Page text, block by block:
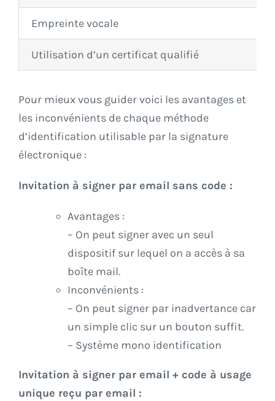
Empreinte vocale
Utilisation d’un certificat qualifié
Pour mieux vous guider voici les avantages et
les inconvénients de chaque méthode
d’identification utilisable par la signature
électronique :
Invitation à signer par email sans code :
Avantages :
– On peut signer avec un seul
dispositif sur lequel on a accès à sa
boîte mail.
Inconvénients :
– On peut signer par inadvertance car
un simple clic sur un bouton suffit.
– Système mono identification
Invitation à signer par email + code à usage
unique reçu par email :